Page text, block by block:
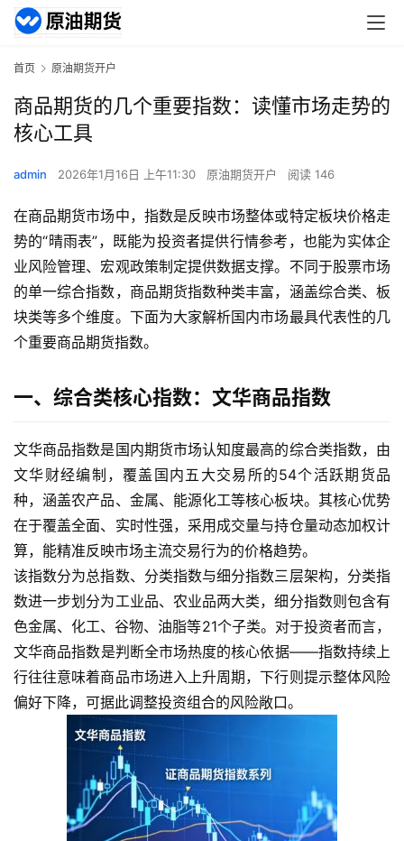
首页 原油期货开户
商品期货的几个重要指数：读懂市场走势的
核心工具
admin 2026年1月16日 上午11:30 原油期货开户 阅读 146
在商品期货市场中，指数是反映市场整体或特定板块价格走
势的“晴雨表”，既能为投资者提供行情参考，也能为实体企
业风险管理、宏观政策制定提供数据支撑。不同于股票市场
的单一综合指数，商品期货指数种类丰富，涵盖综合类、板
块类等多个维度。下面为大家解析国内市场最具代表性的几
个重要商品期货指数。
一、综合类核心指数：文华商品指数
文华商品指数是国内期货市场认知度最高的综合类指数，由
文华财经编制，覆盖国内五大交易所的54个活跃期货品
种，涵盖农产品、金属、能源化工等核心板块。其核心优势
在于覆盖全面、实时性强，采用成交量与持仓量动态加权计
算，能精准反映市场主流交易行为的价格趋势。
该指数分为总指数、分类指数与细分指数三层架构，分类指
数进一步划分为工业品、农业品两大类，细分指数则包含有
色金属、化工、谷物、油脂等21个子类。对于投资者而言，
文华商品指数是判断全市场热度的核心依据——指数持续上
行往往意味着商品市场进入上升周期，下行则提示整体风险
偏好下降，可据此调整投资组合的风险敞口。